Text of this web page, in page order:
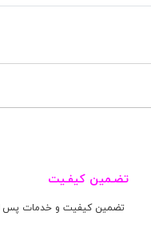
تضـمین کیفـیت
تضمین کیفیت و خدمات پس